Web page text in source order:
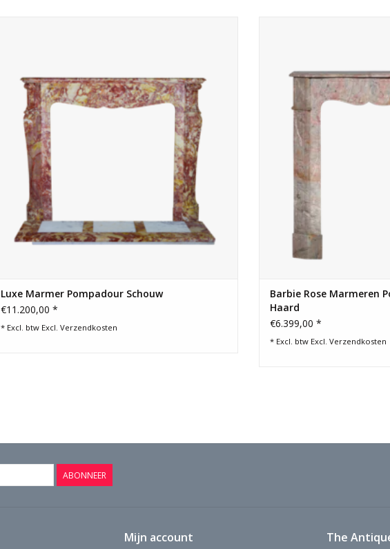
Luxe Marmer Pompadour Schouw
€11.200,00 *
* Excl. btw Excl. Verzendkosten
Barbie Rose Marmeren
Haard
€6.399,00 *
* Excl. btw Excl. Verzendkosten
ABONNEER
Mijn account The